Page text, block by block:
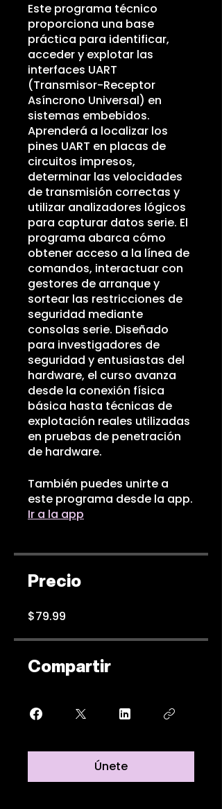
Este programa técnico
proporciona una base
práctica para identificar,
acceder y explotar las
interfaces UART
(Transmisor-Receptor
Asíncrono Universal) en
sistemas embebidos.
Aprenderá a localizar los
pines UART en placas de
circuitos impresos,
determinar las velocidades
de transmisión correctas y
utilizar analizadores lógicos
para capturar datos serie. El
programa abarca cómo
obtener acceso a la línea de
comandos, interactuar con
gestores de arranque y
sortear las restricciones de
seguridad mediante
consolas serie. Diseñado
para investigadores de
seguridad y entusiastas del
hardware, el curso avanza
desde la conexión física
básica hasta técnicas de
explotación reales utilizadas
en pruebas de penetración
de hardware.
También puedes unirte a
este programa desde la app.
Ir a la app
Precio
$79.99
Compartir
Únete